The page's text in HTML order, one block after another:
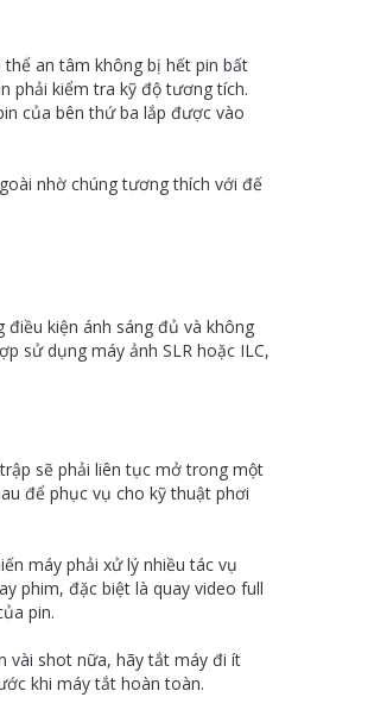
an tâm không bị hết pin bất
phải kiểm tra kỹ độ tương tích.
của bên thứ ba lắp được vào
nhờ chúng tương thích với đế
kiện ánh sáng đủ và không
sử dụng máy ảnh SLR hoặc ILC,
sẽ phải liên tục mở trong một
để phục vụ cho kỹ thuật phơi
máy phải xử lý nhiều tác vụ
phim, đặc biệt là quay video full
pin.
vài shot nữa, hãy tắt máy đi ít
khi máy tắt hoàn toàn.